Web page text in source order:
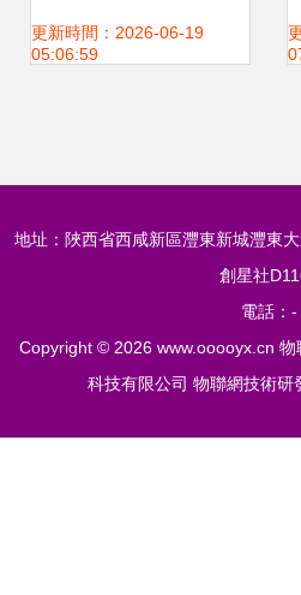
動智能裝備新一代
更新時間：2026-06-19
05:06:59
地址：陜西省西咸新區灃東新城灃東
創星社
電話：-
Copyright © 2026 www.ooooyx.cn 物
科技有限公司 物聯網技術研